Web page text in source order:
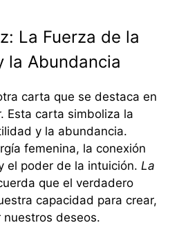
La Fuerza de la
la Abundancia
carta que se destaca en
Esta carta simboliza la
y la abundancia.
femenina, la conexión
el poder de la intuición. La
que el verdadero
capacidad para crear,
deseos.